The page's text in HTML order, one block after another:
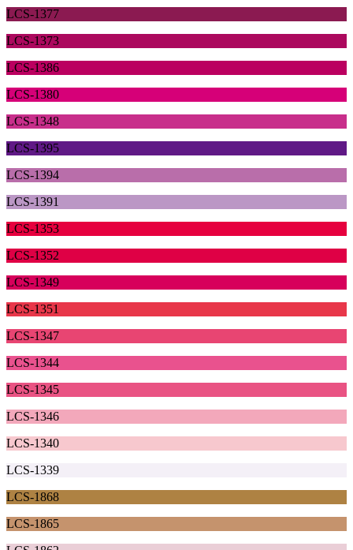
LCS-1377
LCS-1373
LCS-1386
LCS-1380
LCS-1348
LCS-1395
LCS-1394
LCS-1391
LCS-1353
LCS-1352
LCS-1349
LCS-1351
LCS-1347
LCS-1344
LCS-1345
LCS-1346
LCS-1340
LCS-1339
LCS-1868
LCS-1865